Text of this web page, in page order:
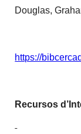
Douglas,
https://
Recursos